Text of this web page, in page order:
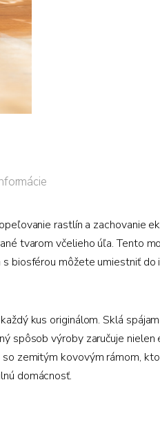
rastlín a zachovanie
tvarom včelieho úľa. Tento
biosférou môžete umiestniť do
kus originálom. Sklá
spôsob výroby zaručuje
zemitým kovovým rámom,
domácnosť.